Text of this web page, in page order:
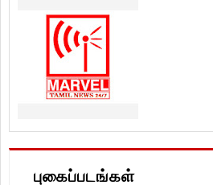
புகைப்படங்கள்